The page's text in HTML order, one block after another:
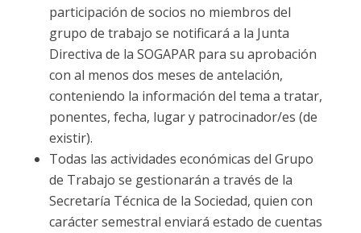
participación de socios no miembros del
grupo de trabajo se notificará a la Junta
Directiva de la SOGAPAR para su aprobación
con al menos dos meses de antelación,
conteniendo la información del tema a tratar,
ponentes, fecha, lugar y patrocinador/es (de
existir).
Todas las actividades económicas del Grupo
de Trabajo se gestionarán a través de la
Secretaría Técnica de la Sociedad, quien con
carácter semestral enviará estado de cuentas